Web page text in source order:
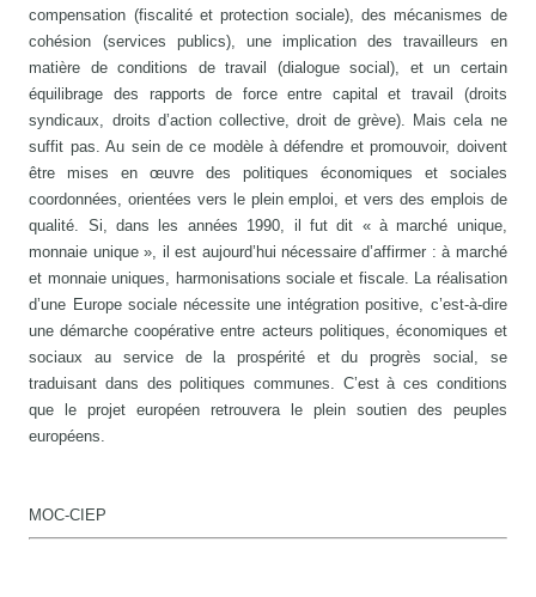
compensation (fiscalité et protection sociale), des mécanismes de
cohésion (services publics), une implication des travailleurs en
matière de conditions de travail (dialogue social), et un certain
équilibrage des rapports de force entre capital et travail (droits
syndicaux, droits d’action collective, droit de grève). Mais cela ne
suffit pas. Au sein de ce modèle à défendre et promouvoir, doivent
être mises en œuvre des politiques économiques et sociales
coordonnées, orientées vers le plein emploi, et vers des emplois de
qualité. Si, dans les années 1990, il fut dit « à marché unique,
monnaie unique », il est aujourd’hui nécessaire d’affirmer : à marché
et monnaie uniques, harmonisations sociale et fiscale. La réalisation
d’une Europe sociale nécessite une intégration positive, c’est-à-dire
une démarche coopérative entre acteurs politiques, économiques et
sociaux au service de la prospérité et du progrès social, se
traduisant dans des politiques communes. C’est à ces conditions
que le projet européen retrouvera le plein soutien des peuples
européens.
MOC-CIEP